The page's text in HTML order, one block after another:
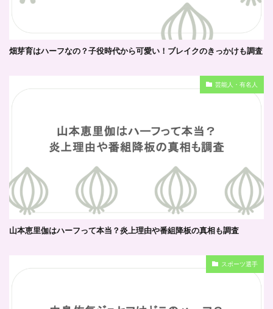
畑芽育はハーフなの？子役時代から可愛い！ブレイクのきっかけも調査
芸能人・有名人
山本恵里伽はハーフって本当？炎上理由や番組降板の真相も調査
スポーツ選手